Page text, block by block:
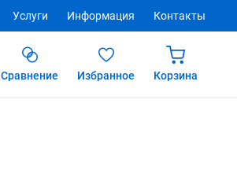
Услуги Информация Контакты
Сравнение Избранное Корзина